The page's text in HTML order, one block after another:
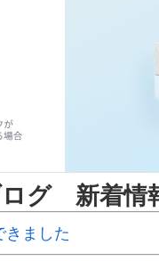
ログ 新着情
きました